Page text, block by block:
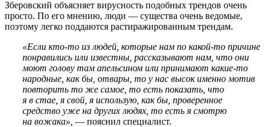
Зберовский объясняет вирусность подобных трендов очень
просто. По его мнению, люди — существа очень ведомые,
поэтому легко поддаются растиражированным трендам.
«Если кто-то из людей, которые нам по какой-то причине
понравились или известны, рассказывают нам, что они
моют голову там апельсином или принимают какие-то
народные, как бы, отвары, то у нас высок именно мотив
повторить то же самое, то есть показать, что
я в стае, я свой, я использую, как бы, проверенное
средство уже на других людях, то есть я смотрю
на вожака», — пояснил специалист.